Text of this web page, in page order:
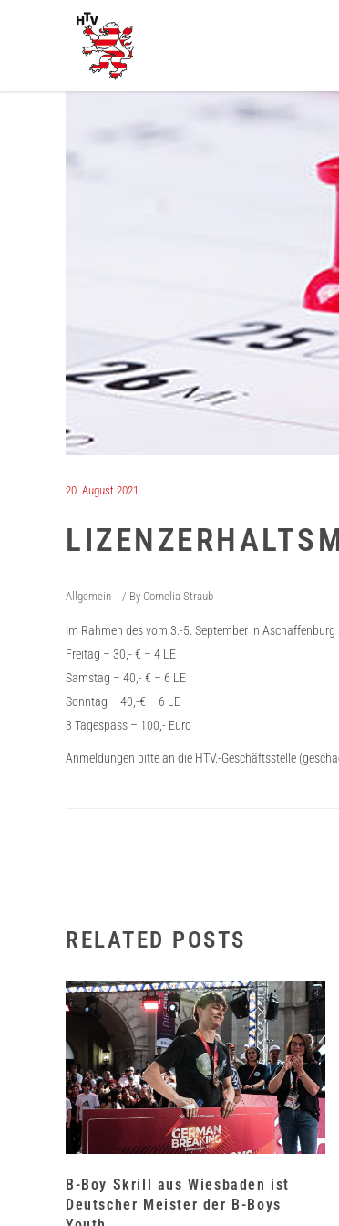
20. August 2021
Allgemein By Cornelia Straub
Im Rahmen des vom 3.-5. September in
Freitag – 30,- € – 4 LE
Samstag – 40,- € – 6 LE
Sonntag – 40,-€ – 6 LE
3 Tagespass – 100,- Euro
Anmeldungen bitte an die HTV.-Geschäftsstelle
RELATED POSTS
B-Boy Skrill aus Wiesbaden ist
Deutscher Meister der B-Boys